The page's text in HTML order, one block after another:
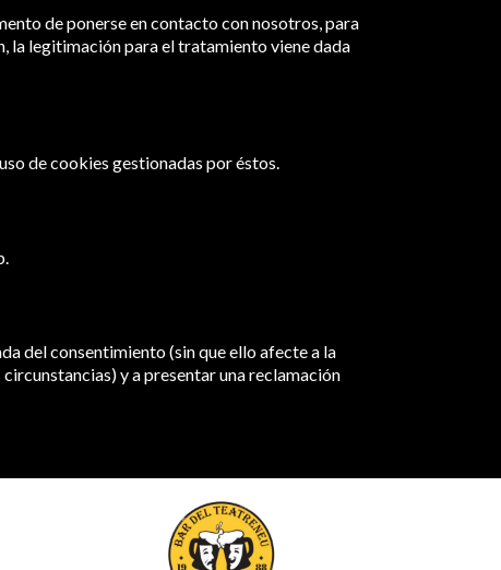
de ponerse en contacto con nosotros, para
la legitimación para el tratamiento viene dada
de cookies gestionadas por éstos.
del consentimiento (sin que ello afecte a la
y a presentar una reclamación